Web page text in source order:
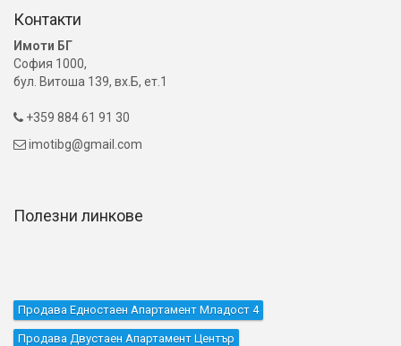
Контакти
Имоти БГ
София 1000,
бул. Витоша 139, вх.Б, ет.1
 +359 884 61 91 30
 imotibg@gmail.com
Полезни линкове
Продава Едностаен Апартамент Младост 4
Продава Двустаен Апартамент Център